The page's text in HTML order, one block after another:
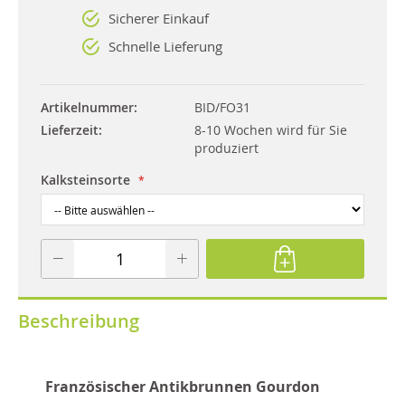
Sicherer Einkauf
Schnelle Lieferung
Artikelnummer
BID/FO31
Lieferzeit
8-10 Wochen wird für Sie
produziert
Kalksteinsorte
Beschreibung
Französischer Antikbrunnen Gourdon